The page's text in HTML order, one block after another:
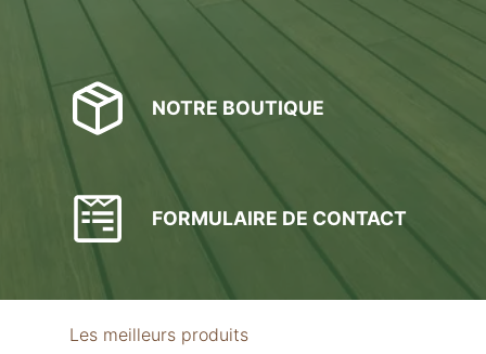
NOTRE BOUTIQUE
FORMULAIRE DE CONTACT
Les meilleurs produits